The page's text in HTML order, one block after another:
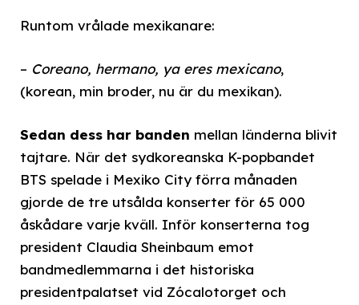
Runtom vrålade mexikanare:
– Coreano, hermano, ya eres mexicano,
(korean, min broder, nu är du mexikan).
Sedan dess har banden mellan länderna blivit
tajtare. När det sydkoreanska K-popbandet
BTS spelade i Mexiko City förra månaden
gjorde de tre utsålda konserter för 65 000
åskådare varje kväll. Inför konserterna tog
president Claudia Sheinbaum emot
bandmedlemmarna i det historiska
presidentpalatset vid Zócalotorget och